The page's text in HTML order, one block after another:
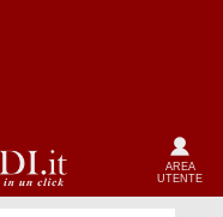
AREA
UTENTE